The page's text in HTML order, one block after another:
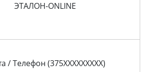
ЭТАЛОН-ONLINE
/ Телефон (375XXXXXXXXX)